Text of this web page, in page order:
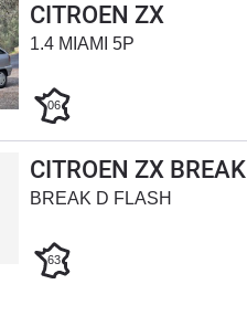
CITROEN ZX
1.4 MIAMI 5P
06
CITROEN ZX BREAK
BREAK D FLASH
63